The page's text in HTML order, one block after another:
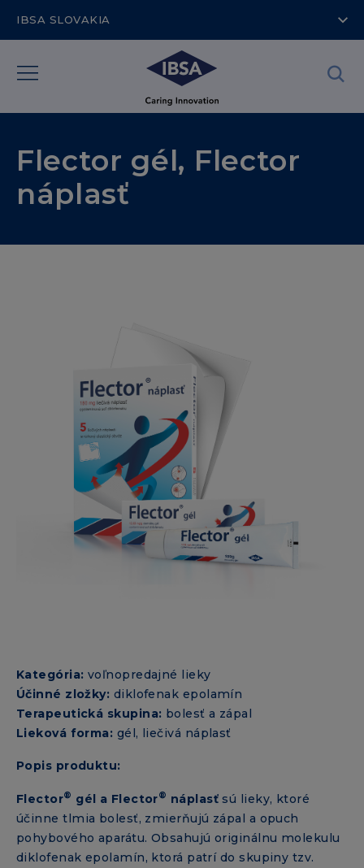
IBSA SLOVAKIA
Flector gél, Flector
náplasť
Kategória: voľnopredajné lieky
Účinné zložky: diklofenak epolamín
Terapeutická skupina: bolesť a zápal
Lieková forma: gél, liečivá náplasť
Popis produktu:
Flector® gél a Flector® náplasťsú lieky, ktoré
účinne tlmia bolesť, zmierňujú zápal a opuch
pohybového aparátu. Obsahujú originálnu molekulu
diklofenak epolamín, ktorá patrí do skupiny tzv.